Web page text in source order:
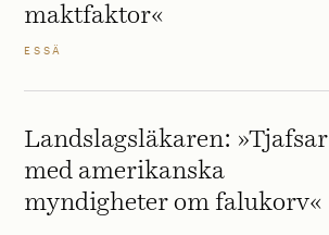
maktfaktor«
ESSÄ
Landslagsläkaren: »Tjafsar
med amerikanska
myndigheter om falukorv«